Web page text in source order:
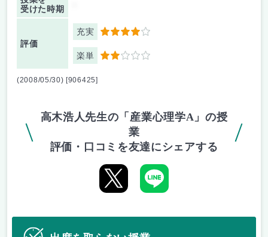
受けた時期
評価
充実 4
楽単 2
(2008/05/30) [906425]
高木浩人先生の「産業心理学A」の授
業
評価・口コミを友達にシェアする